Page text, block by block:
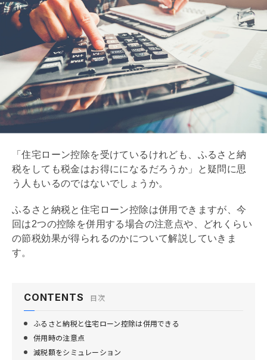
「住宅ローン控除を受けているけれども、ふるさと納
税をしても税金はお得にになるだろうか」と疑問に思
う人もいるのではないでしょうか。
ふるさと納税と 住宅ローン控除は併用できますが、今
回は2つの控除を併用する場合の注意点や、どれくらい
の節税効果が得られるのかについて解説していきま
す。
CONTENTS 目次
ふるさと納税と住宅ローン控除は併用できる
併用時の注意点
減税額をシミュレーション